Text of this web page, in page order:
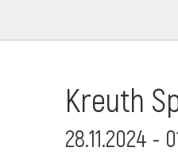
Kreuth
28.11.2024 -